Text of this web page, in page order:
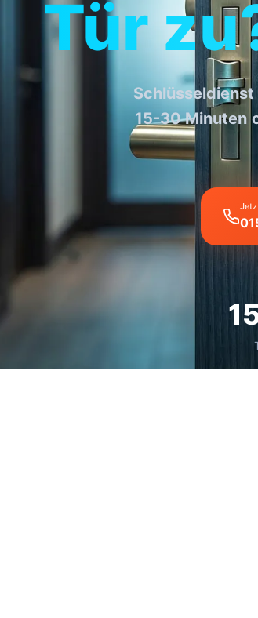
Tür
15-30 Minuten